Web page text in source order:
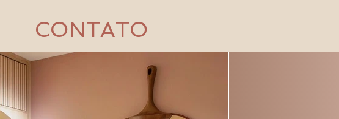
CONTATO